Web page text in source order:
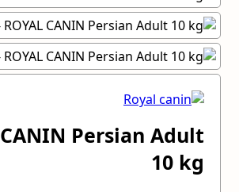
CANIN Persian Adult
10 kg